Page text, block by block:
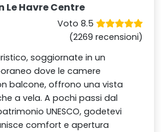
Le Havre Centre
Voto 8.5
(2269 recensioni)
soggiornate in un
dove le camere
balcone, offrono una vista
a vela. A pochi passi dal
UNESCO, godetevi
comfort e apertura